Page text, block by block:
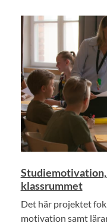
klassrummet
Det här projektet
motivation samt